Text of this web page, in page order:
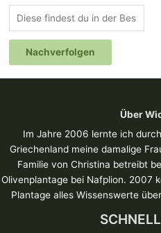
Nachverfolgen
Über
Im Jahre 2006 lernte ich
Griechenland meine damalige
Familie von Christina betreibt
Olivenplantage bei Nafplion. 2007
Plantage alles Wissenswerte